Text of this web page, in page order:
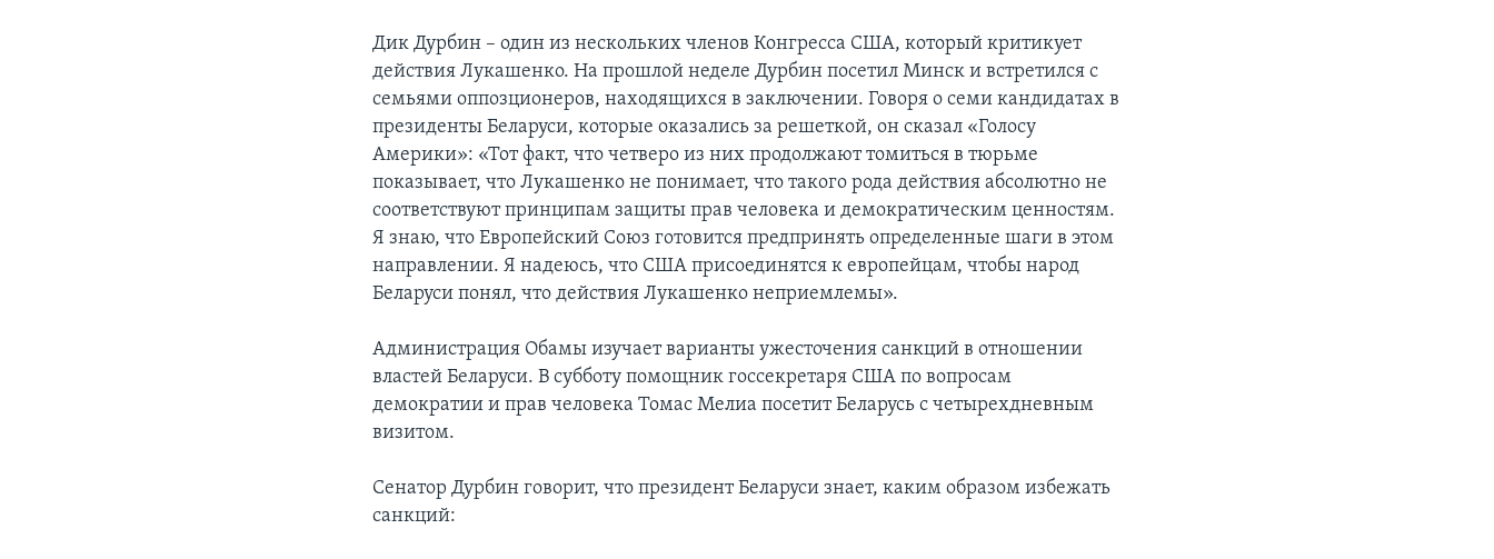
Дик Дурбин – один из нескольких членов Конгресса США, который критикует
действия Лукашенко. На прошлой неделе Дурбин посетил Минск и встретился с
семьями оппозционеров, находящихся в заключении. Говоря о семи кандидатах в
президенты Беларуси, которые оказались за решеткой, он сказал «Голосу
Америки»: «Тот факт, что четверо из них продолжают томиться в тюрьме
показывает, что Лукашенко не понимает, что такого рода действия абсолютно не
соответствуют принципам защиты прав человека и демократическим ценностям.
Я знаю, что Европейский Союз готовится предпринять определенные шаги в этом
направлении. Я надеюсь, что США присоединятся к европейцам, чтобы народ
Беларуси понял, что действия Лукашенко неприемлемы».
Администрация Обамы изучает варианты ужесточения санкций в отношении
властей Беларуси. В субботу помощник госсекретаря США по вопросам
демократии и прав человека Томас Мелиа посетит Беларусь с четырехдневным
визитом.
Сенатор Дурбин говорит, что президент Беларуси знает, каким образом избежать
санкций: